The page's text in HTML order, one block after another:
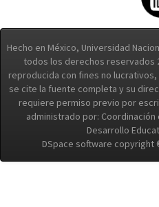
Hecho en México, Universidad
todos los derechos reservados
reproducida con fines no
se cite la fuente completa y su
requiere permiso previo por
administrado por: Coordinación
Desarrollo
DSpace software copyright